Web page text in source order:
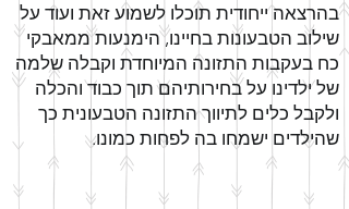
בהרצאה ייחודית תוכלו לשמוע זאת ועוד על
שילוב הטבעונות בחיינו, הימנעות ממאבקי
כח בעקבות התזונה המיוחדת וקבלה שלמה
של ילדינו על בחירותיהם תוך כבוד והכלה
ולקבל כלים לתיווך התזונה הטבעונית כך
שהילדים ישמחו בה לפחות כמונו.